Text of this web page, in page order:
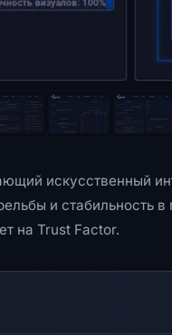
искусственный
и стабильность в
на Trust Factor.